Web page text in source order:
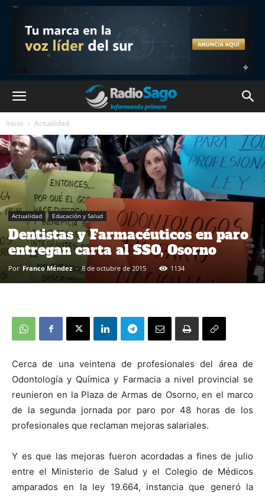
Inicio Actualidad
Actualidad Educación y Salud
Dentistas y Farmacéuticos en paro
entregan carta al SSO, Osorno
Por Franco Méndez - 8 de octubre de 2015 1134
Cerca de una veintena de profesionales del área de
Odontología y Química y Farmacia a nivel provincial se
reunieron en la Plaza de Armas de Osorno, en el marco
de la segunda jornada por paro por 48 horas de los
profesionales que reclaman mejoras salariales.
Y es que las mejoras fueron acordadas a fines de julio
entre el Ministerio de Salud y el Colegio de Médicos
amparados en la ley 19.664, instancia que generó la